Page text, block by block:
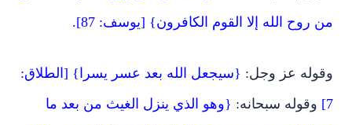
من روح الله إلا القوم الكافرون} [يوسف: 87].
وقوله عز وجل: {سيجعل الله بعد عسر يسرا} [الطلاق:
7]
وقوله سبحانه: {وهو الذي ينزل الغيث من بعد ما